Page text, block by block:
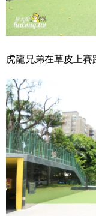
虎龍兄弟在草皮上